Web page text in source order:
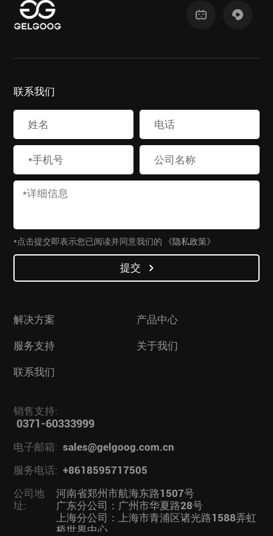
联系我们
*点击提交即表示您已阅读并同意我们的 《隐私政策》
提交
解决方案 产品中心
服务支持 关于我们
联系我们
销售支持:
0371-60333999
电子邮箱: sales@gelgoog.com.cn
服务电话: +8618595717505
公司地
址:
河南省郑州市航海东路1507号
广东分公司：广州市华夏路28号
上海分公司：上海市青浦区诸光路1588弄虹
桥世界中心